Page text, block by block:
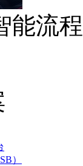
能流
）